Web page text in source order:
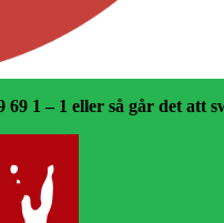
1 – 1 eller så går det att